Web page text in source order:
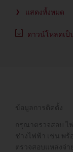
แสดงทั้งหมด
ดาวน์โหลดเป็น
ข้อมูลการติดตั้ง
กรุณาตรวจสอบ
ช่างไฟฟ้า เช่น พ
ตรวจสอบแหล่งจ่า